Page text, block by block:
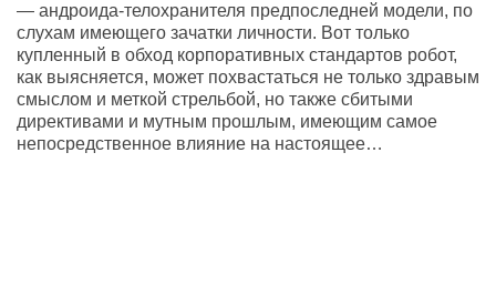
— андроида-телохранителя предпоследней модели, по
слухам имеющего зачатки личности. Вот только
купленный в обход корпоративных стандартов робот,
как выясняется, может похвастаться не только здравым
смыслом и меткой стрельбой, но также сбитыми
директивами и мутным прошлым, имеющим самое
непосредственное влияние на настоящее…